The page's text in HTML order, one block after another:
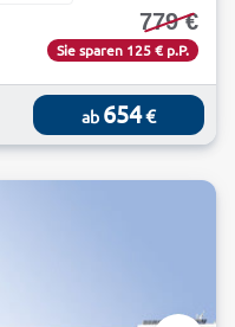
779 €
Sie sparen 125 € p.P.
ab 654€